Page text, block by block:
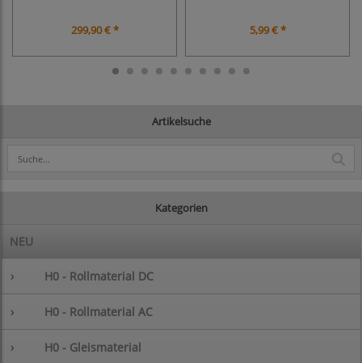
Artikelsuche
Kategorien
NEU
› H0 - Rollmaterial DC
› H0 - Rollmaterial AC
› H0 - Gleismaterial
299,90 € * 5,99 € *